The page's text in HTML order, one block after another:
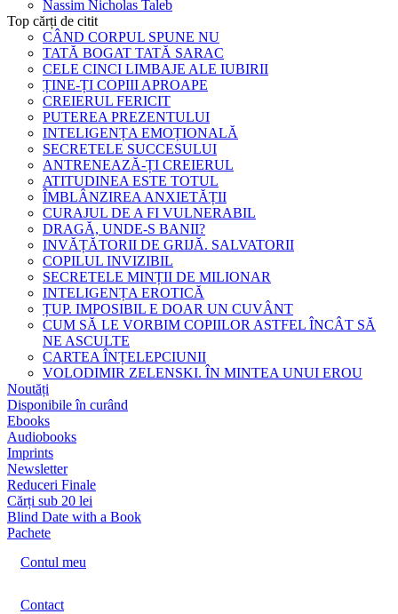
Nassim Nicholas Taleb
Top cărți de citit
CÂND CORPUL SPUNE NU
TATĂ BOGAT TATĂ SARAC
CELE CINCI LIMBAJE ALE IUBIRII
ȚINE-ȚI COPIII APROAPE
CREIERUL FERICIT
PUTEREA PREZENTULUI
INTELIGENȚA EMOȚIONALĂ
SECRETELE SUCCESULUI
ANTRENEAZĂ-ȚI CREIERUL
ATITUDINEA ESTE TOTUL
ÎMBLÂNZIREA ANXIETĂȚII
CURAJUL DE A FI VULNERABIL
DRAGĂ, UNDE-S BANII?
INVĂȚĂTORII DE GRIJĂ. SALVATORII
COPILUL INVIZIBIL
SECRETELE MINȚII DE MILIONAR
INTELIGENȚA EROTICĂ
ȚUP. IMPOSIBIL E DOAR UN CUVÂNT
CUM SĂ LE VORBIM COPIILOR ASTFEL ÎNCÂT SĂ
NE ASCULTE
CARTEA ÎNȚELEPCIUNII
VOLODIMIR ZELENSKI. ÎN MINTEA UNUI EROU
Noutăți
Disponibile în curând
Ebooks
Audiobooks
Imprints
Newsletter
Reduceri Finale
Cărți sub 20 lei
Blind Date with a Book
Pachete
Contul meu
Contact